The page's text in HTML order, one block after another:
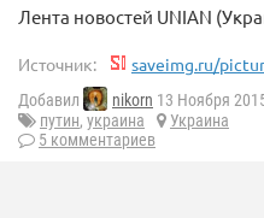
Лента новостей UNIAN
Источник: saveimg.ru/
Добавил nikorn 13 Ноября
путин, украина
Украина
5 комментариев